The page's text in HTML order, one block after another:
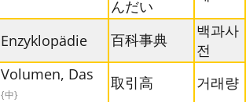
んだい
Enzyklopädie 百科事典
백과사
전
Volumen, Das
{中}
取引高 거래량